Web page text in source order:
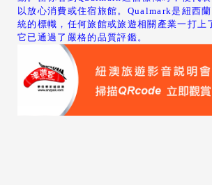
以放心消費或住宿旅館。Qualmark是紐西
統的標幟，任何旅館或旅遊相關產業一打上
它已通過了嚴格的品質評鑑。